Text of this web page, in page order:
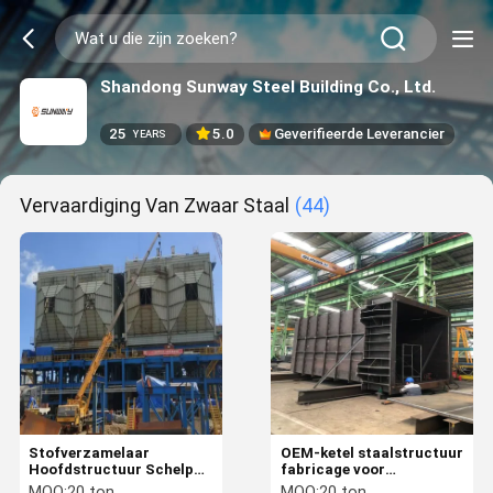
Shandong Sunway Steel Building Co., Ltd.
25 YEARS 5.0 Geverifieerde Leverancier
Vervaardiging Van Zwaar Staal (44)
Stofverzamelaar
Hoofdstructuur Schelp
Stofontlading
OEM-ketel staalstructuur
fabricage voor
stofverzamelaar Clean